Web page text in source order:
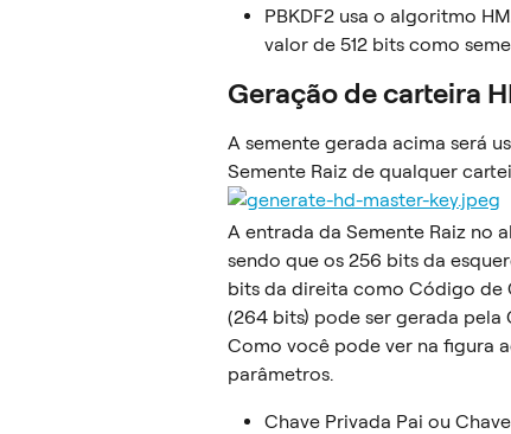
PBKDF2 usa o algoritmo
valor de 512 bits como
Geração de carteira
A semente gerada acima será
Semente Raiz de qualquer
A entrada da Semente Raiz no
sendo que os 256 bits da
bits da direita como Código de
(264 bits) pode ser gerada pela
Como você pode ver na figura
parâmetros.
Chave Privada Pai ou